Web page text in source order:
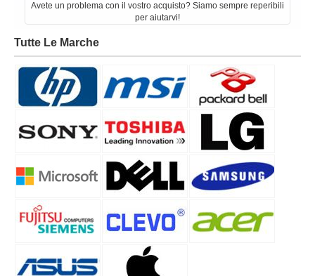
Avete un problema con il vostro acquisto? Siamo sempre reperibili
per aiutarvi!
Tutte Le Marche